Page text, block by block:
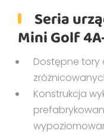
Pliki DXF/DWG
Pliki DXF/DWG
Pliki OBJ 80704A
Pliki OBJ 80704B
Pliki OBJ 80704C
Seria
Mini Golf
Dostępne tory
Konstrukcja